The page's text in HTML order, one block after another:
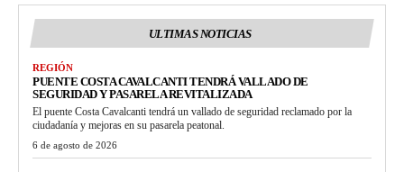
ULTIMAS NOTICIAS
REGIÓN
PUENTE COSTA CAVALCANTI TENDRÁ VALLADO DE
SEGURIDAD Y PASARELA REVITALIZADA
El puente Costa Cavalcanti tendrá un vallado de seguridad reclamado por la
ciudadanía y mejoras en su pasarela peatonal.
6 de agosto de 2026